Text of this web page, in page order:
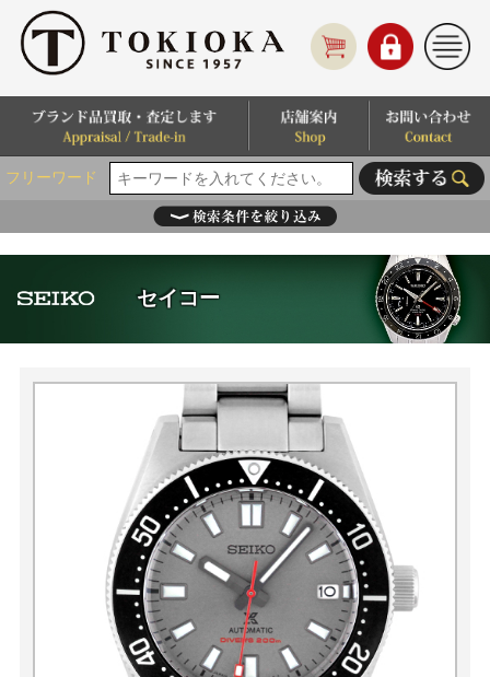
フリーワード
セイコー